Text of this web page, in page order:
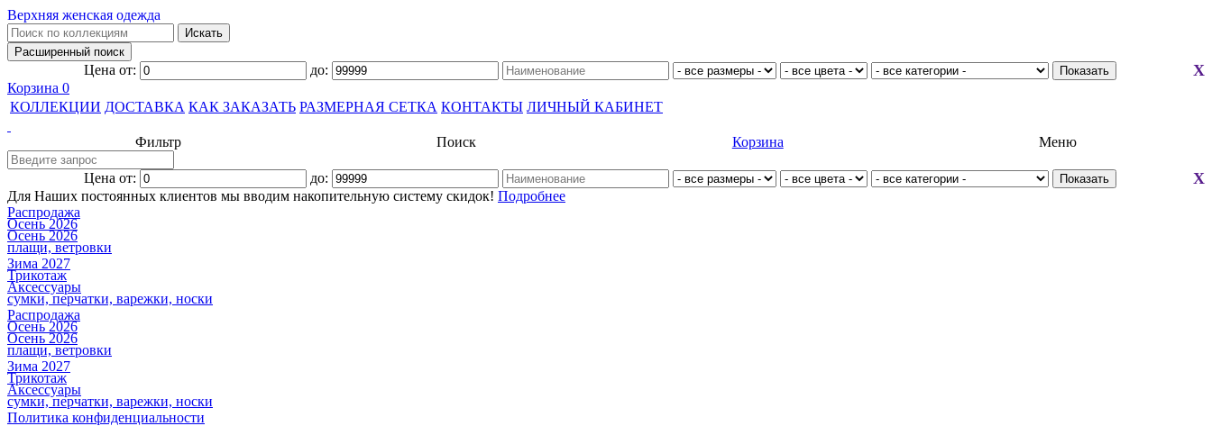
Верхняя женская одежда
Цена от: до: X
Корзина 0
КОЛЛЕКЦИИ ДОСТАВКА КАК ЗАКАЗАТЬ РАЗМЕРНАЯ СЕТКА КОНТАКТЫ ЛИЧНЫЙ КАБИНЕТ
Меню
Корзина
Поиск
Фильтр
Цена от: до: X
Для Наших постоянных клиентов мы вводим накопительную систему скидок! Подробнее
Распродажа
Осень 2026
Осень 2026
плащи, ветровки
Зима 2027
Трикотаж
Аксессуары
сумки, перчатки, варежки, носки
Распродажа
Осень 2026
Осень 2026
плащи, ветровки
Зима 2027
Трикотаж
Аксессуары
сумки, перчатки, варежки, носки
Политика конфиденциальности